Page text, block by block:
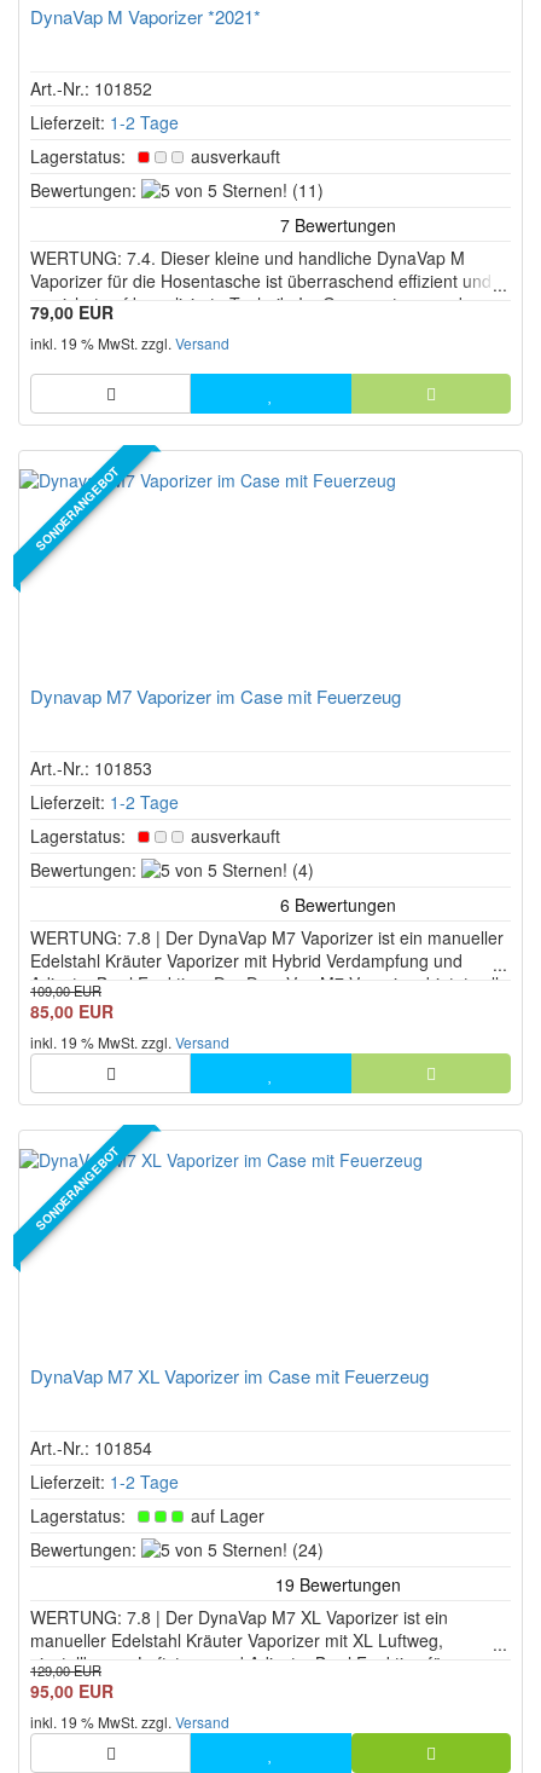
DynaVap M Vaporizer *2021*
Art.-Nr.: 101852
Lieferzeit: 1-2 Tage
Lagerstatus:
ausverkauft
Bewertungen:
5
Sternen!
(11)
WERTUNG: 7.4. Dieser kleine und handliche DynaVap M
Vaporizer für die Hosentasche ist überraschend effizient und
verzichet auf komplizierte Technik. Im Gegensatz zu anderen
Stiftvaporizern macht der DynaVap M seine Sache aber
ziemlich gut.
79,00 EUR
inkl. 19 % MwSt. zzgl. Versand
SONDERANGEBOT
Dynavap M7 Vaporizer im Case mit Feuerzeug
Art.-Nr.: 101853
Lieferzeit: 1-2 Tage
Lagerstatus:
ausverkauft
Bewertungen:
5
5
Sternen!
(4)
WERTUNG: 7.8 | Der DynaVap M7 Vaporizer ist ein manueller
Edelstahl Kräuter Vaporizer mit Hybrid Verdampfung und
Adjust a Bowl Funktion. Der DynaVap M7 Vaporizer bietet volle
Temperaturkontrolle ohne Akku und überzeugt durch
109,00 EUR
85,00 EUR
inkl. 19 % MwSt. zzgl. Versand
SONDERANGEBOT
DynaVap M7 XL Vaporizer im Case mit Feuerzeug
Art.-Nr.: 101854
Lieferzeit: 1-2 Tage
Lagerstatus:
auf Lager
Bewertungen:
5
5
Sternen!
(24)
WERTUNG: 7.8 | Der DynaVap M7 XL Vaporizer ist ein
manueller Edelstahl Kräuter Vaporizer mit XL Luftweg,
einstellbarem Luftstrom und Adjust a Bowl Funktion für
Mikrodosierung. Akkulos, robust und präzise steuerbar für
129,00 EUR
95,00 EUR
inkl. 19 % MwSt. zzgl. Versand